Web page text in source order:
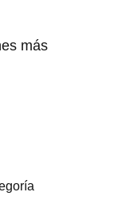
más